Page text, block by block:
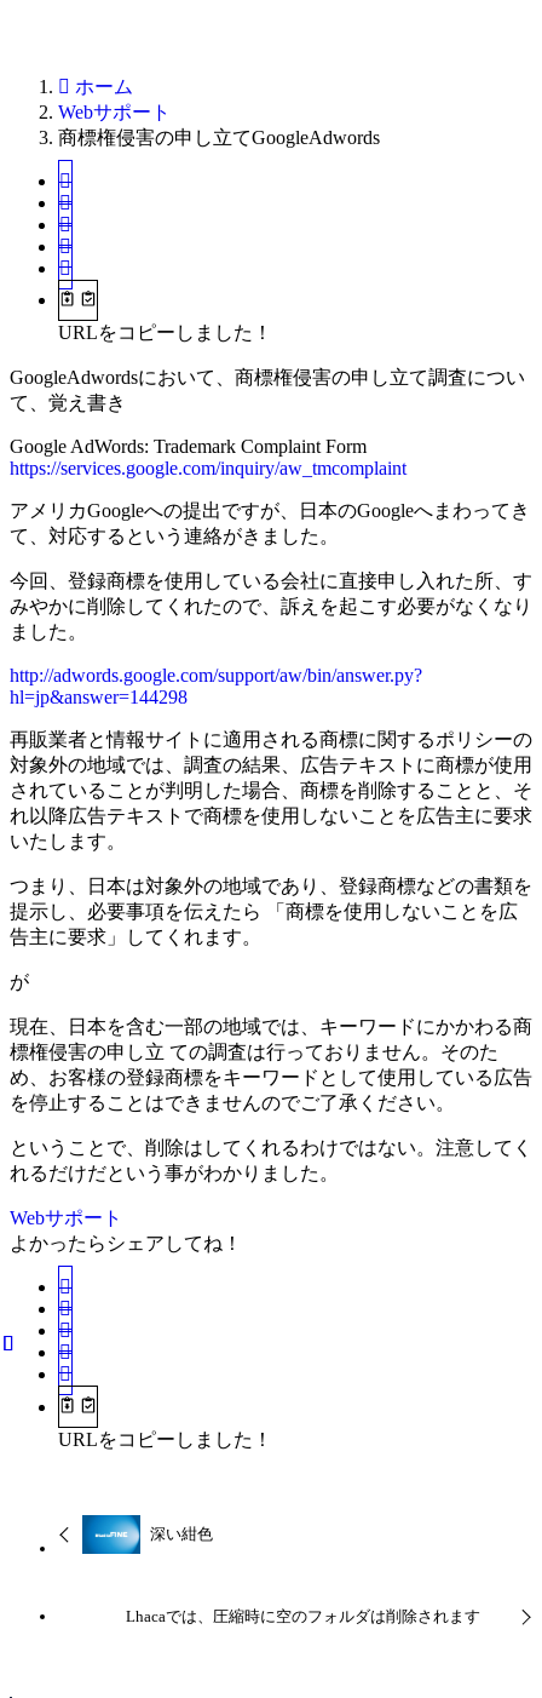
ホーム
Webサポート
商標権侵害の申し立てGoogleAdwords
URLをコピーしました！
GoogleAdwordsにおいて、商標権侵害の申し立て調査につい
て、覚え書き
Google AdWords: Trademark Complaint Form
https://services.google.com/inquiry/aw_tmcomplaint
アメリカGoogleへの提出ですが、日本のGoogleへまわってき
て、対応するという連絡がきました。
今回、登録商標を使用している会社に直接申し入れた所、す
みやかに削除してくれたので、訴えを起こす必要がなくなり
ました。
http://adwords.google.com/support/aw/bin/answer.py?
hl=jp&answer=144298
再販業者と情報サイトに適用される商標に関するポリシーの
対象外の地域では、調査の結果、広告テキストに商標が使用
されていることが判明した場合、商標を削除することと、そ
れ以降広告テキストで商標を使用しないことを広告主に要求
いたします。
つまり、日本は対象外の地域であり、登録商標などの書類を
提示し、必要事項を伝えたら 「商標を使用しないことを広
告主に要求」してくれます。
が
現在、日本を含む一部の地域では、キーワードにかかわる商
標権侵害の申し立 ての調査は行っておりません。そのた
め、お客様の登録商標をキーワードとして使用している広告
を停止することはできませんのでご了承ください。
ということで、削除はしてくれるわけではない。注意してく
れるだけだという事がわかりました。
Webサポート
よかったらシェアしてね！
URLをコピーしました！
深い紺色
Lhacaでは、圧縮時に空のフォルダは削除されます